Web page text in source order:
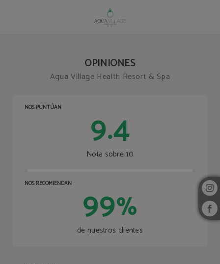
OPINIONES
Aqua Village Health Resort & Spa
NOS PUNTÚAN 9.4
Nota sobre 10
NOS RECOMIENDAN 99%
de nuestros clientes